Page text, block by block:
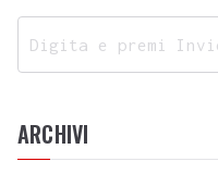
ARCHIVI